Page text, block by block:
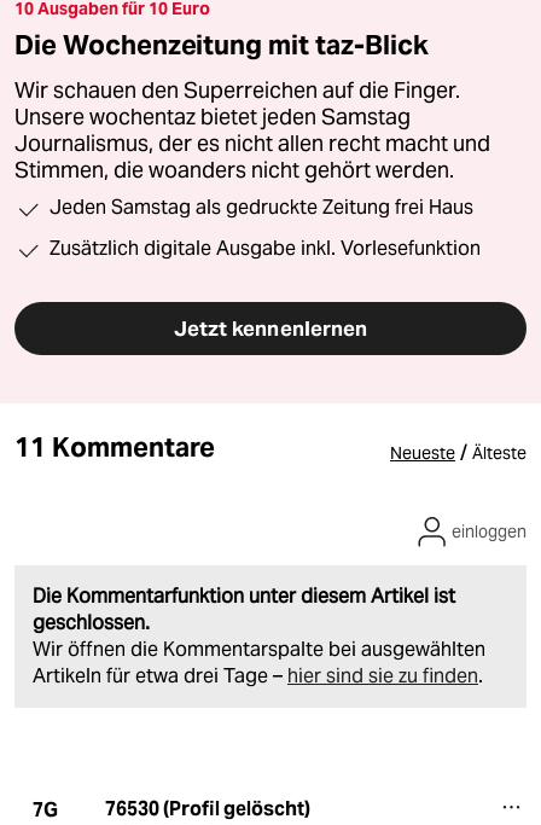
10 Ausgaben für 10 Euro
Die Wochenzeitung mit taz-Blick
Wir schauen den Superreichen auf die Finger.
Unsere wochentaz bietet jeden Samstag
Journalismus, der es nicht allen recht macht und
Stimmen, die woanders nicht gehört werden.
Jeden Samstag als gedruckte Zeitung frei Haus
Zusätzlich digitale Ausgabe inkl. Vorlesefunktion
Jetzt kennenlernen
11 Kommentare Neueste / Älteste
Die Kommentarfunktion unter diesem Artikel ist
geschlossen.
Wir öffnen die Kommentarspalte bei ausgewählten
Artikeln für etwa drei Tage – hier sind sie zu finden.
einloggen
7G 76530 (Profil gelöscht)